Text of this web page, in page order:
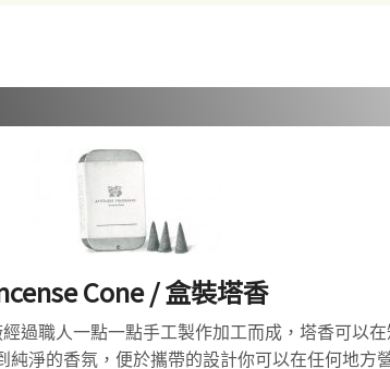
Cone / 盒裝塔香
經過職人一點一點手工製作加工而成，塔香可以
淨的香氛，便於攜帶的設計你可以在任何地方